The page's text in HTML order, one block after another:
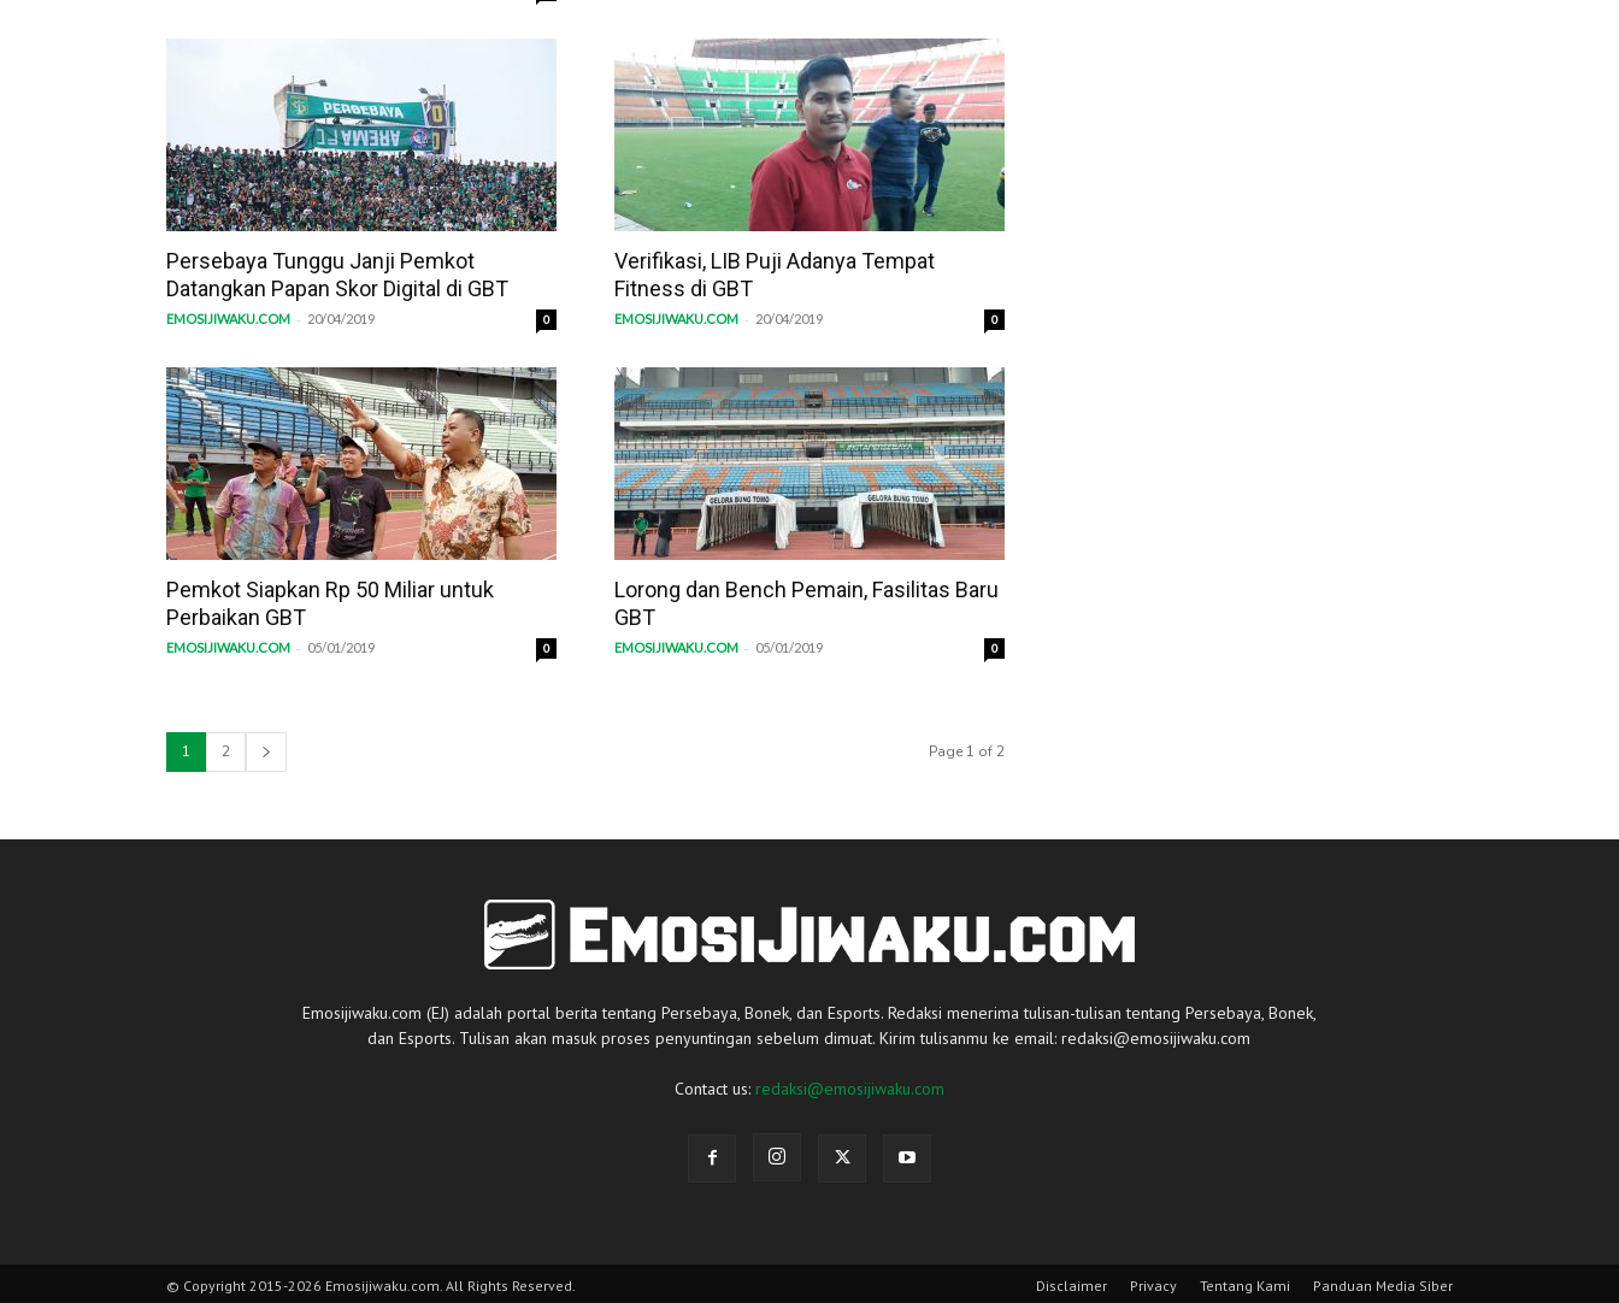
Persebaya Tunggu Janji Pemkot
Datangkan Papan Skor Digital di GBT
EMOSIJIWAKU.COM - 20/04/2019 0
Verifikasi, LIB Puji Adanya Tempat
Fitness di GBT
EMOSIJIWAKU.COM - 20/04/2019 0
Pemkot Siapkan Rp 50 Miliar untuk
Perbaikan GBT
EMOSIJIWAKU.COM - 05/01/2019 0
Lorong dan Bench Pemain, Fasilitas Baru
GBT
EMOSIJIWAKU.COM - 05/01/2019 0
1 2 Page 1 of 2
Emosijiwaku.com (EJ) adalah portal berita tentang Persebaya, Bonek, dan Esports. Redaksi menerima tulisan-tulisan tentang Persebaya, Bonek,
dan Esports. Tulisan akan masuk proses penyuntingan sebelum dimuat. Kirim tulisanmu ke email:redaksi@emosijiwaku.com
Contact us: redaksi@emosijiwaku.com
Disclaimer Privacy Tentang Kami Panduan Media Siber
© Copyright 2015-2026 Emosijiwaku.com. All Rights Reserved.